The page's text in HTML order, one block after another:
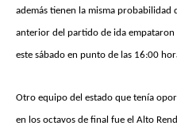
además tienen la misma
anterior del partido de ida
este sábado en punto de las 16:00
Otro equipo del estado que tenía
en los octavos de final fue el Alto